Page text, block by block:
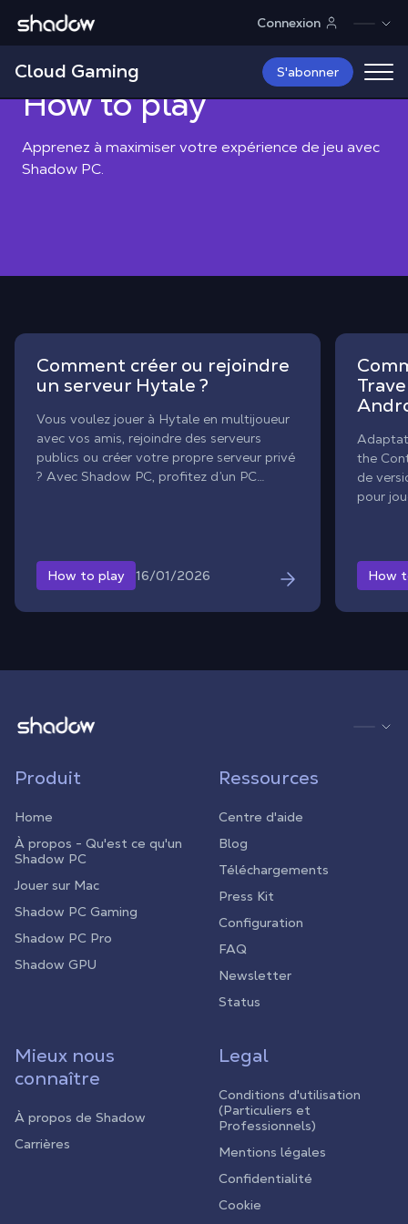
Shadow.tech Connexion
Cloud Gaming S'abonner
Shadow Blog
How to play
Apprenez à maximiser votre expérience de jeu avec
Shadow PC.
Comment créer ou rejoindre
un serveur Hytale ?
Vous voulez jouer à Hytale en multijoueur
avec vos amis, rejoindre des serveurs
publics ou créer votre propre serveur privé
? Avec Shadow PC, profitez d’un PC
How to play 16/01/2026
the
de
pour
sur
How
Shadow.tech
Produit
Home
À propos - Qu'est ce qu'un
Shadow PC
Jouer sur Mac
Shadow PC Gaming
Shadow PC Pro
Shadow GPU
Ressources
Centre d'aide
Blog
Téléchargements
Press Kit
Configuration
FAQ
Newsletter
Status
Mieux nous
connaître
À propos de Shadow
Carrières
Legal
Conditions d'utilisation
(Particuliers et
Professionnels)
Mentions légales
Confidentialité
Cookie